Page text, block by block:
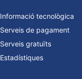
Informació tecnològica
Serveis de pagament
Serveis gratuïts
Estadístiques